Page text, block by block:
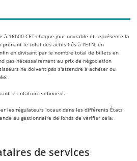
à 16h00 CET chaque jour ouvrable et représente la
le total des actifs liés à l'ETN, en
en divisant par le nombre total de billets en
pas nécessairement au prix de négociation
ne doivent pas s'attendre à acheter ou
la cotation en bourse.
les régulateurs locaux dans les différents États
au gestionnaire de fonds de vérifier cela.
de services